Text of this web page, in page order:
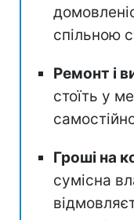
спільною
Ремонт і
стоїть у
Гроші на
сумісна